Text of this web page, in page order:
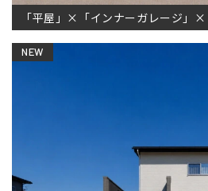
「平屋」×「インナーガレージ」×
NEW